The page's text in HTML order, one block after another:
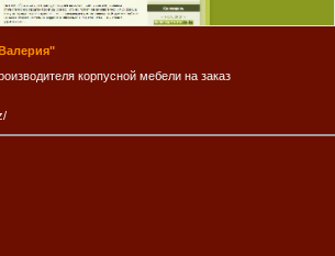
корпусной мебели на заказ